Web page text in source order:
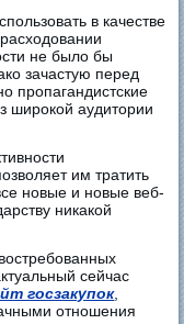
в качестве
не было бы
зачастую перед
пропагандистские
широкой аудитории
им тратить
новые и новые веб-
никакой
сейчас
госзакупок,
отношения